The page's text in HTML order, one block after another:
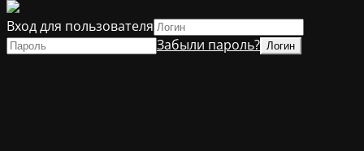
Вход для пользователя
Забыли пароль?